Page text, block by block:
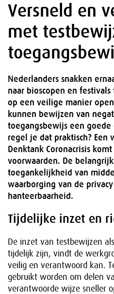
Versneld en
met
Nederlanders snakken
naar bioscopen en
op een veilige manier
kunnen bewijzen van
toegangsbewijs een goede
regel je dat praktisch? Een
Denktank Coronacrisis
voorwaarden. De
toegankelijkheid van
waarborging van de
hanteerbaarheid.
Tijdelijke inzet en
De inzet van testbewijzen
tijdelijk zijn, vindt de
veilig en verantwoord kan.
gebruikt worden om delen
verantwoorde wijze sneller